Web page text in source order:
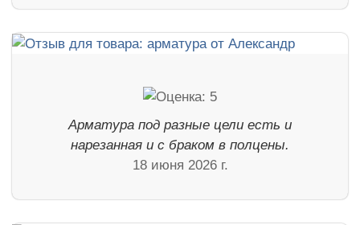
Арматура под разные цели есть и
нарезанная и с браком в полцены.
18 июня 2026 г.